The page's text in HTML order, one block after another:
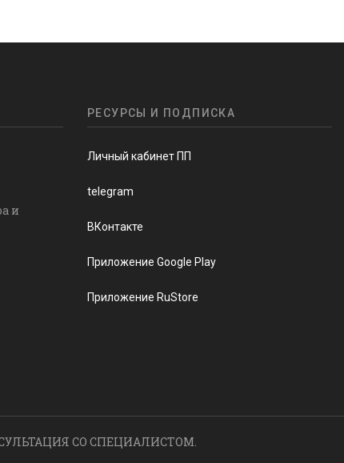
и
РЕСУРСЫ И ПОДПИСКА
Личный кабинет ПП
telegram
ВКонтакте
Приложение Google Play
Приложение RuStore
СО СПЕЦИАЛИСТОМ.